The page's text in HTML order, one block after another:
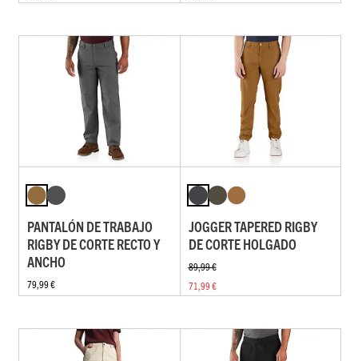
PANTALÓN DE TRABAJO
RIGBY DE CORTE RECTO Y
ANCHO
79,99 €
JOGGER TAPERED RIGBY
DE CORTE HOLGADO
89,99 €
71,99 €